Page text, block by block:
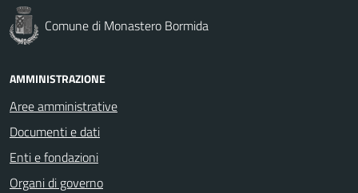
Comune di Monastero Bormida
AMMINISTRAZIONE
Aree amministrative
Documenti e dati
Enti e fondazioni
Organi di governo